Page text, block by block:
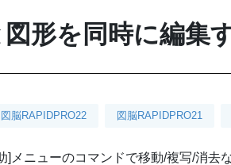
形を同時に編集
図脳RAPIDPRO22 図脳RAPIDPRO21
]メニューのコマンドで移動/複写/消